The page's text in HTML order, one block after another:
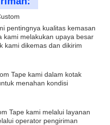
pentingnya kualitas kemasan
kami melakukan upaya besar
kami dikemas dan dikirim
Tape kami dalam kotak
menahan kondisi
Tape kami melalui layanan
operator pengiriman